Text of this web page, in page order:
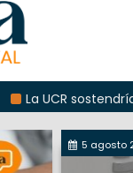
sostendría la
5 agosto